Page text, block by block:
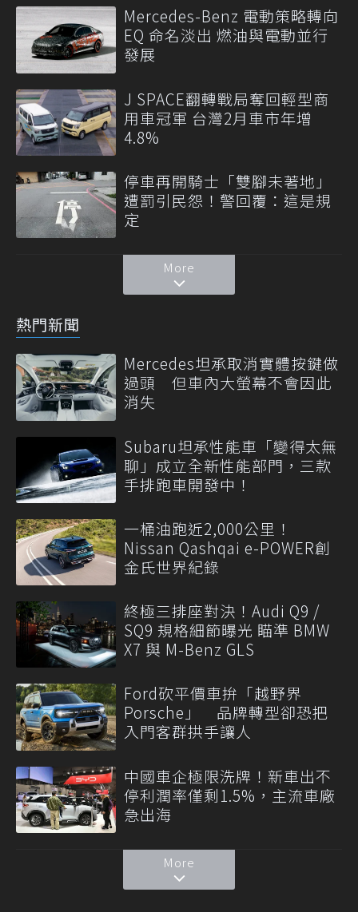
Mercedes-Benz 電動策略轉向
EQ 命名淡出 燃油與電動並行
發展
J SPACE翻轉戰局奪回輕型商
用車冠軍 台灣2月車市年增
4.8%
停車再開騎士「雙腳未著地」
遭罰引民怨！警回覆：這是規
定
More
熱門新聞
Mercedes坦承取消實體按鍵做
過頭 但車內大螢幕不會因此
消失
Subaru坦承性能車「變得太無
聊」成立全新性能部門，三款
手排跑車開發中！
一桶油跑近2,000公里！
Nissan Qashqai e-POWER創
金氏世界紀錄
終極三排座對決！Audi Q9 /
SQ9 規格細節曝光 瞄準 BMW
X7 與 M-Benz GLS
Ford砍平價車拚「越野界
Porsche」 品牌轉型卻恐把
入門客群拱手讓人
中國車企極限洗牌！新車出不
停利潤率僅剩1.5%，主流車廠
急出海
More